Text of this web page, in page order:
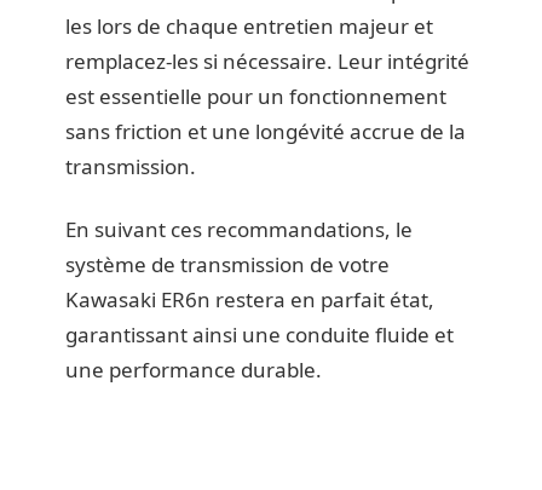
les lors de chaque entretien majeur et
remplacez-les si nécessaire. Leur intégrité
est essentielle pour un fonctionnement
sans friction et une longévité accrue de la
transmission.
En suivant ces recommandations, le
système de transmission de votre
Kawasaki ER6n restera en parfait état,
garantissant ainsi une conduite fluide et
une performance durable.